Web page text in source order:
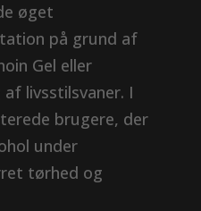
øget
på grund af
Gel eller
livsstilsvaner. I
brugere, der
under
tørhed og